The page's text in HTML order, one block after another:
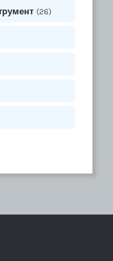
(26)